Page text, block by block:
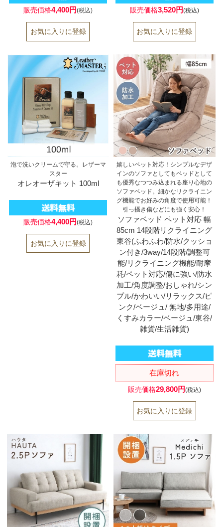
販売価格4,400円(税込) 販売価格3,520円(税込)
泡で洗いクリームで守る。レザーマ
スター
オレオーザキット 100ml
販売価格4,400円(税込)
嬉しいペット対応！シンプルなデザ
インのソファとしてもベッドとして
も優秀なつつみ込まれる座り心地の
ソファベッド。細かなリクライニン
グ機能でお好みの角度で使用可能！
引っ掻き傷などにも強く安心！
ソファベッド ペット対応 幅
85cm 14段階リクライニング
東谷(ふわふわ/防水/クッショ
ン付き/3way/14段階/調整可
能/リクライニング機能/耐摩
耗/ペット対応/傷に強い/防水
加工/角度調整/おしゃれ/シン
プル/かわいい/リラックス/ピ
ンク/ベージュ/ 無地/多用途/
くすみカラー/ベージュ/東谷/
雑貨/生活雑貨)
在庫切れ
販売価格29,800円(税込)